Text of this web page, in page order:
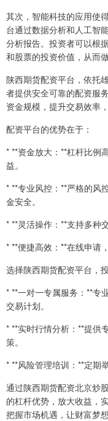
其次，智能科技的应用使
台通过数据分析和人工智
分析报告。投资者可以根
和股票的投资价值，从而
陕西期货配资平台，依托
者提供安全可靠的配资服
资金规模，提升交易效率
配资平台的优势在于：
* **资金放大：**杠杆比例
益。
* **专业风控：**严格的风
金安全。
* **灵活操作：**支持多种
* **便捷高效：**在线申请
选择陕西期货配资平台，
* **一对一专属服务：**专
交易计划。
* **实时行情分析：**提供
策。
* **风险管理培训：**定期
通过陕西期货配资北京炒
的杠杆优势，放大收益，
把握市场机遇，让财富梦